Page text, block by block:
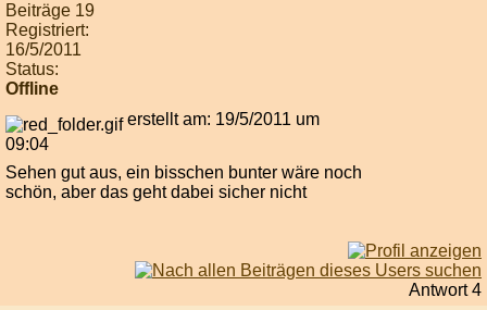
Beiträge 19
Registriert:
16/5/2011
Status:
Offline
erstellt am: 19/5/2011 um
09:04
Sehen gut aus, ein bisschen bunter wäre noch
schön, aber das geht dabei sicher nicht
Antwort 4